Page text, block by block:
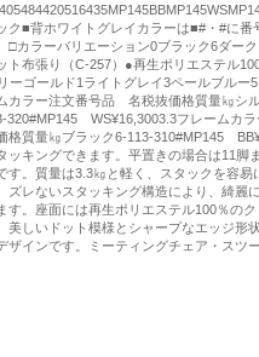
ク■背ホワイトグレイカラーは■#・#に番
□カラーバリエーション0ブラック6ダー
ト布張り（C-257）●再生ポリエステル
ーゴールド1ライトグレイ3ペールブルー
カラー注文番号品 名税抜価格質量㎏シ
320#MP145 WS¥16,3003.3フレームカ
格質量㎏ブラック6-113-310#MP145
ッキングできます。平置きの場合は11脚
す。質量は3.3㎏と軽く、スタックを容易
ズレないスタッキング構造により、綺麗
す。座面には再生ポリエステル100％の
美しいドット模様とシャープなエッジ形
ザインです。ミーティングチェア・スツ